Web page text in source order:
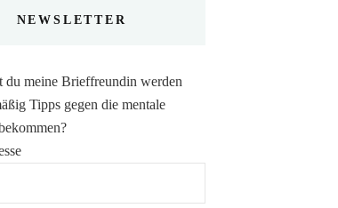
NEWSLETTER
du meine Brieffreundin werden
Tipps gegen die mentale